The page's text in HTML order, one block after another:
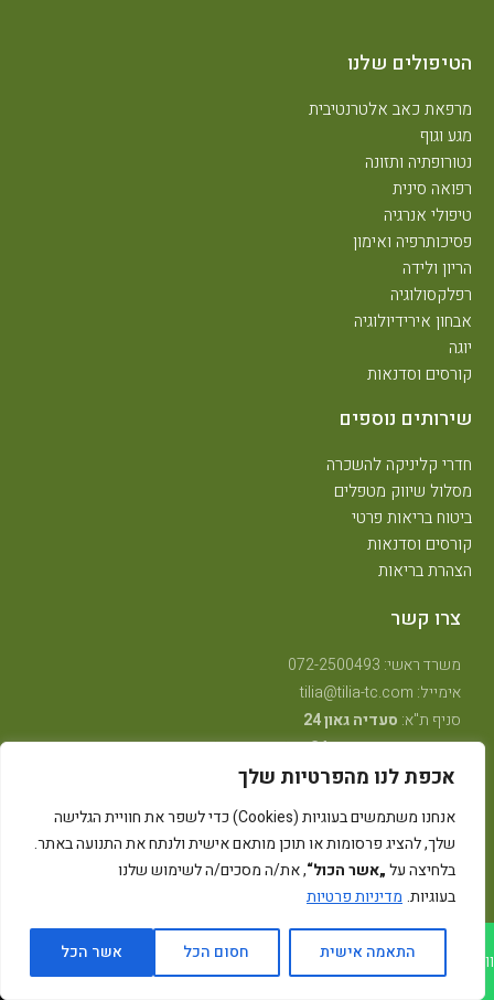
אכפת לנו מהפרטיות שלך
אנחנו משתמשים בעוגיות (Cookies) כדי לשפר את חוויית הגלישה
שלך, להציג פרסומות או תוכן מותאם אישית ולנתח את התנועה באתר.
בלחיצה על„אשר הכול“, את/ה מסכים/ה לשימוש שלנו
בעוגיות. מדיניות פרטיות
התאמה אישית חסום הכל אשר הכל
הטיפולים שלנו
מרפאת כאב אלטרנטיבית
מגע וגוף
נטורופתיה ותזונה
רפואה סינית
טיפולי אנרגיה
פסיכותרפיה ואימון
הריון ולידה
רפלקסולוגיה
אבחון אירידיולוגיה
יוגה
קורסים וסדנאות
חייג/י לטיליה ווצאפ לטיליה
שירותים נוספים
חדרי קליניקה להשכרה
מסלול שיווק מטפלים
ביטוח בריאות פרטי
קורסים וסדנאות
הצהרת בריאות
צרו קשר
משרד ראשי: 072-2500493
אימייל: tilia@tilia-tc.com
סניף ת"א: סעדיה גאון 24
סניף רמת גן:בן גוריון 24, קליניקה טיפולית.
סניף חיפה:טשרניחובסקי 35
(בנין אסטרא) קומה 3.
סניף קיבוץ אלונים:ליד מרכז אלון(בבית הדורות)
סניף באר שבע: מרדכי מקלף 62 (מאוחדת שכונה ו׳ החדשה)
רייבן מדיה - קידום ובניית אתרים גלילה
לראש